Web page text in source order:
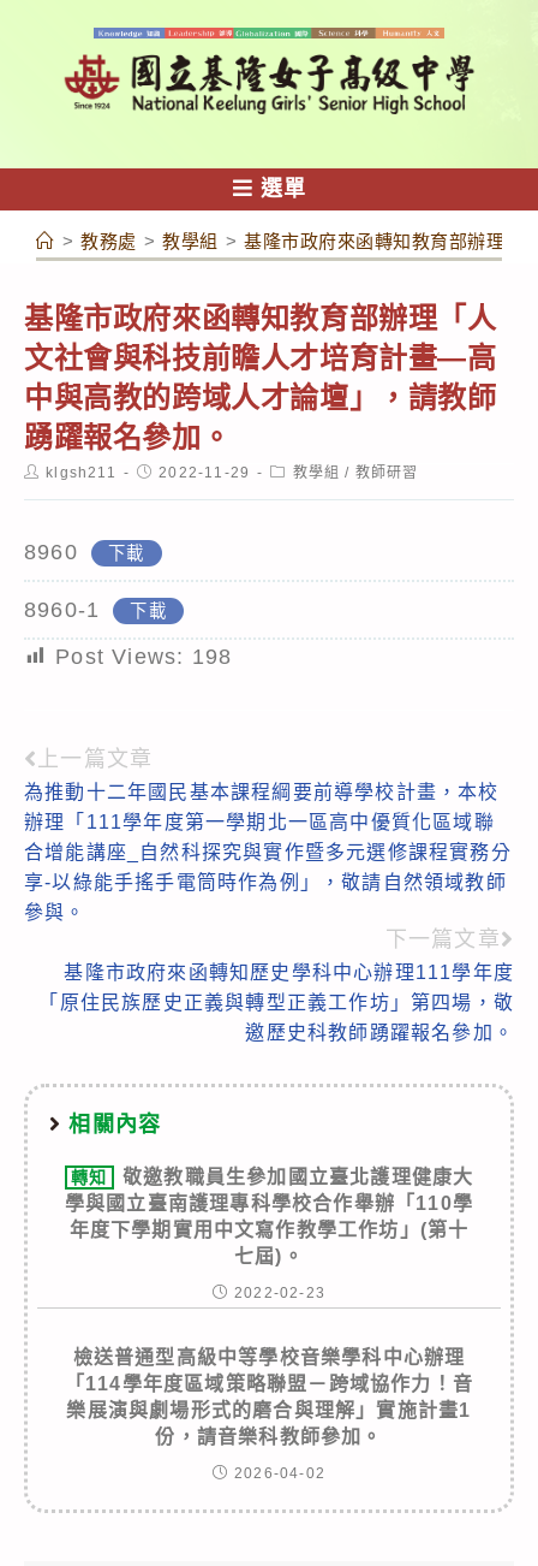
容
選單
> 教務處 > 教學組 > 基隆市政府來函轉知教育部辦理「
基隆市政府來函轉知教育部辦理「人
文社會與科技前瞻人才培育計畫—高
中與高教的跨域人才論壇」，請教師
踴躍報名參加。
Postklgsh211
Post2022-11-29
Post教學組 / 教師研習
8960 下載
8960-1 下載
Post Views: 198
Read
more
articles
上一篇文章
為推動十二年國民基本課程綱要前導學校計畫，本校
辦理「111學年度第一學期北一區高中優質化區域聯
合增能講座_自然科探究與實作暨多元選修課程實務分
享-以綠能手搖手電筒時作為例」，敬請自然領域教師
參與。
下一篇文章
基隆市政府來函轉知歷史學科中心辦理111學年度
「原住民族歷史正義與轉型正義工作坊」第四場，敬
邀歷史科教師踴躍報名參加。
相關內容
轉知
敬邀教職員生參加國立臺北護理健康大
學與國立臺南護理專科學校合作舉辦「110學
年度下學期實用中文寫作教學工作坊」(第十
七屆)。
2022-02-23
檢送普通型高級中等學校音樂學科中心辦理
「114學年度區域策略聯盟－跨域協作力！音
樂展演與劇場形式的磨合與理解」實施計畫1
份，請音樂科教師參加。
2026-04-02